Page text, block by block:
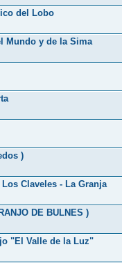
del Lobo
Mundo y de la Sima
)
Claveles - La Granja
DE BULNES )
"El Valle de la Luz"